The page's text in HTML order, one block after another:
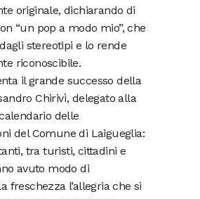
originale, dichiarando di
“un pop a modo mio”, che
stereotipi e lo rende
riconoscibile.
il grande successo della
Chirivì, delegato alla
delle
del Comune di Laigueglia:
tra turisti, cittadini e
avuto modo di
freschezza l’allegria che si